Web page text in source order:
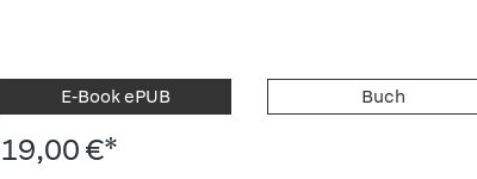
E-Book ePUB Buch
19,00 €*